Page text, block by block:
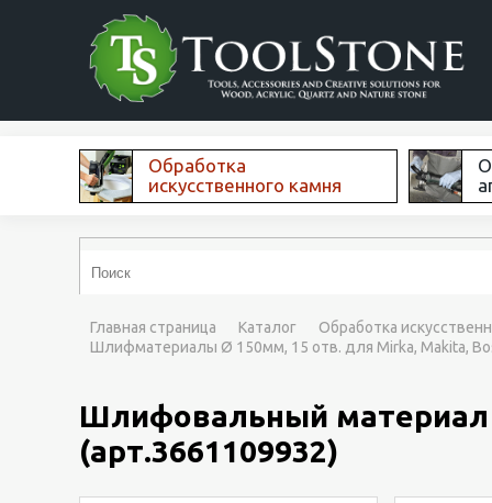
Обработка
искусственного камня
Главная страница Каталог Обработка
Шлифматериалы Ø 150мм, 15 отв. для Mirka, Makita,
Шлифовальный материал
(арт.3661109932)